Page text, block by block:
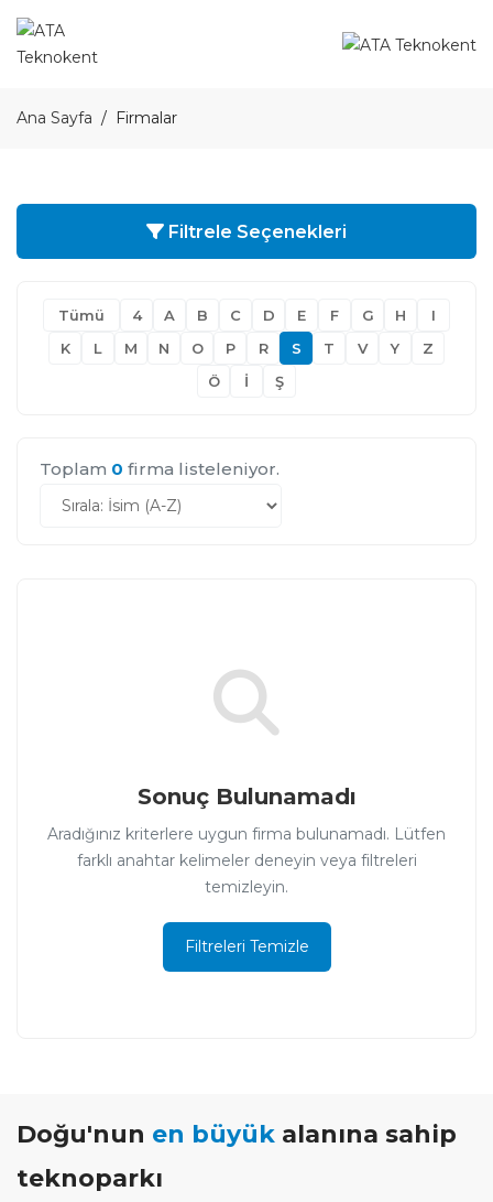
Ana Sayfa Firmalar
Filtrele Seçenekleri
Tümü 4 A B C D E F G H
I
K
L M N O P R S T V Y
Z
Ö
İ Ş
Toplam 0 firma listeleniyor.
Sonuç Bulunamadı
Aradığınız kriterlere uygun firma bulunamadı. Lütfen
farklı anahtar kelimeler deneyin veya filtreleri
temizleyin.
Filtreleri Temizle
Doğu'nun en büyük alanına sahip
teknoparkı